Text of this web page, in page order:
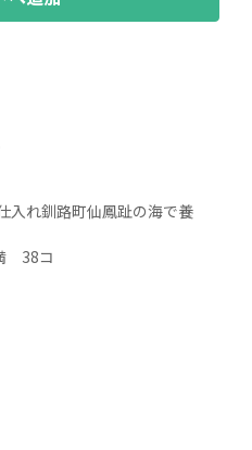
入れ釧路町仙鳳趾の海で養
　38コ